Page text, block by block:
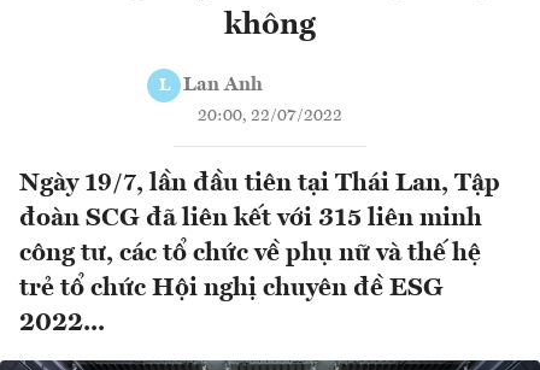
không
L Lan Anh
20:00, 22/07/2022
Ngày 19/7, lần đầu tiên tại Thái Lan, Tập
đoàn SCG đã liên kết với 315 liên minh
công tư, các tổ chức về phụ nữ và thế hệ
trẻ tổ chức Hội nghị chuyên đề ESG
2022...